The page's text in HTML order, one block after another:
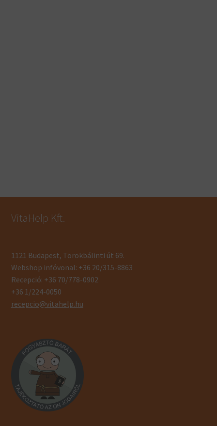
VitaHelp Kft.
1121 Budapest, Törökbálinti út 69.
Webshop infóvonal: +36 20/315-8863
Recepció: +36 70/778-0902
+36 1/224-0050
recepcio@vitahelp.hu